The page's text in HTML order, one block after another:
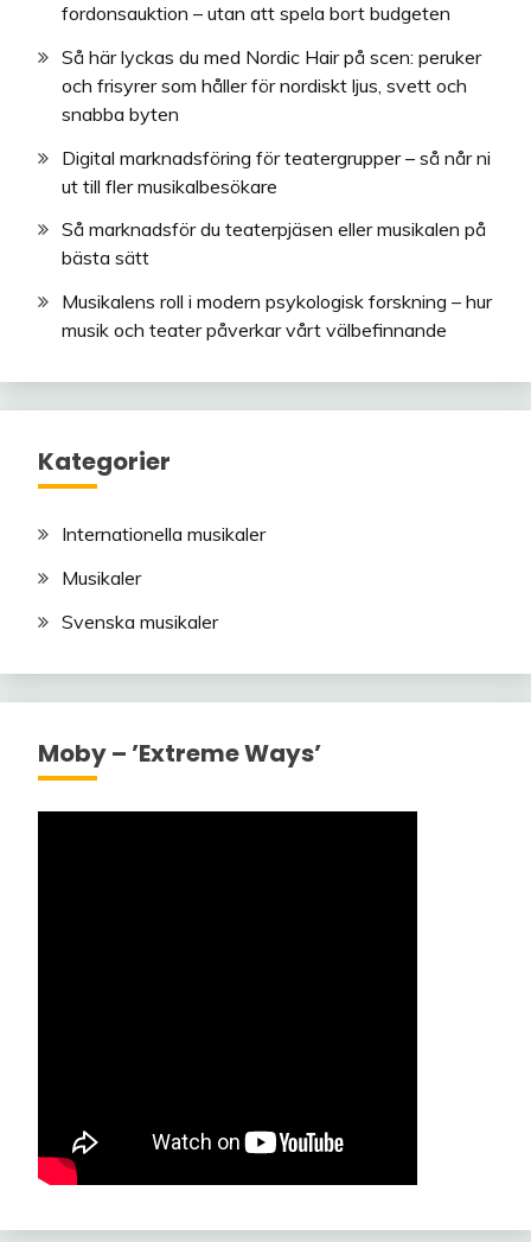
fordonsauktion – utan att spela bort budgeten
Så här lyckas du med Nordic Hair på scen: peruker
och frisyrer som håller för nordiskt ljus, svett och
snabba byten
Digital marknadsföring för teatergrupper – så når ni
ut till fler musikalbesökare
Så marknadsför du teaterpjäsen eller musikalen på
bästa sätt
Musikalens roll i modern psykologisk forskning – hur
musik och teater påverkar vårt välbefinnande
Kategorier
Internationella musikaler
Musikaler
Svenska musikaler
Moby – ’Extreme Ways’